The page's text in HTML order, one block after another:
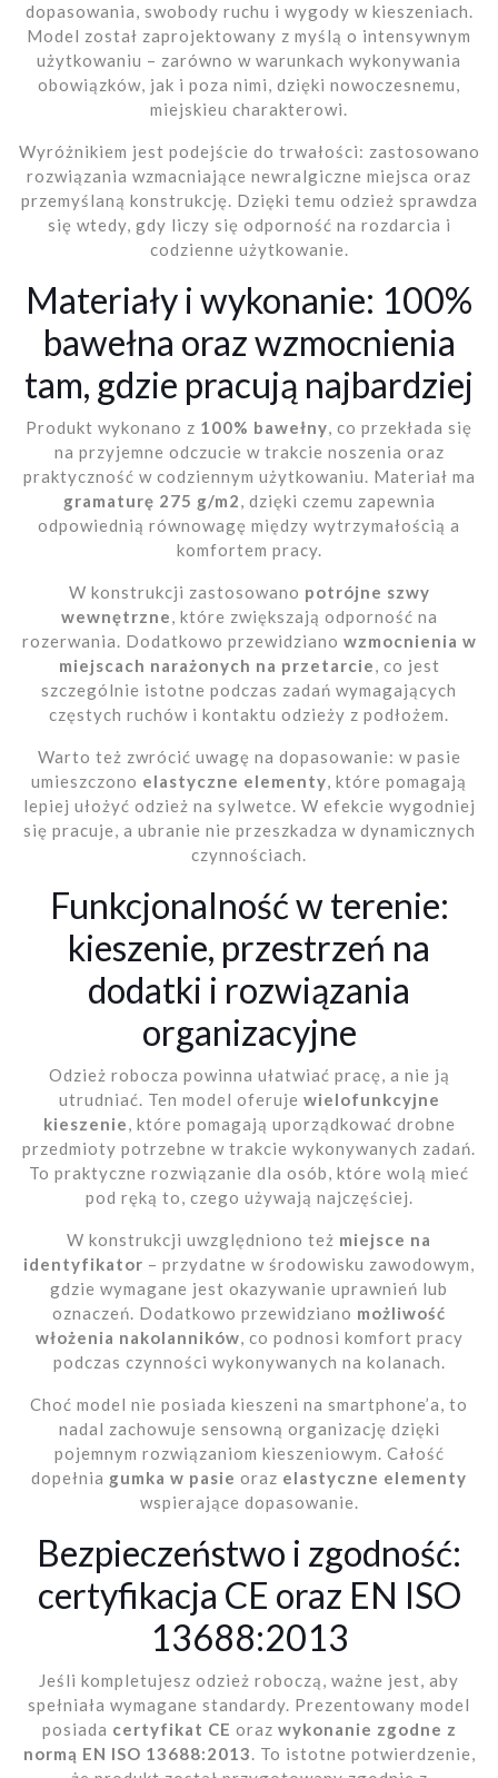
dopasowania, swobody ruchu i wygody w kieszeniach.
Model został zaprojektowany z myślą o intensywnym
użytkowaniu – zarówno w warunkach wykonywania
obowiązków, jak i poza nimi, dzięki nowoczesnemu,
miejskieu charakterowi.
Wyróżnikiem jest podejście do trwałości: zastosowano
rozwiązania wzmacniające newralgiczne miejsca oraz
przemyślaną konstrukcję. Dzięki temu odzież sprawdza
się wtedy, gdy liczy się odporność na rozdarcia i
codzienne użytkowanie.
Materiały i wykonanie: 100%
bawełna oraz wzmocnienia
tam, gdzie pracują najbardziej
Produkt wykonano z 100% bawełny, co przekłada się
na przyjemne odczucie w trakcie noszenia oraz
praktyczność w codziennym użytkowaniu. Materiał ma
gramaturę 275 g/m2, dzięki czemu zapewnia
odpowiednią równowagę między wytrzymałością a
komfortem pracy.
W konstrukcji zastosowano potrójne szwy
wewnętrzne, które zwiększają odporność na
rozerwania. Dodatkowo przewidziano wzmocnienia w
miejscach narażonych na przetarcie, co jest
szczególnie istotne podczas zadań wymagających
częstych ruchów i kontaktu odzieży z podłożem.
Warto też zwrócić uwagę na dopasowanie: w pasie
umieszczono elastyczne elementy, które pomagają
lepiej ułożyć odzież na sylwetce. W efekcie wygodniej
się pracuje, a ubranie nie przeszkadza w dynamicznych
czynnościach.
Funkcjonalność w terenie:
kieszenie, przestrzeń na
dodatki i rozwiązania
organizacyjne
Odzież robocza powinna ułatwiać pracę, a nie ją
utrudniać. Ten model oferuje wielofunkcyjne
kieszenie, które pomagają uporządkować drobne
przedmioty potrzebne w trakcie wykonywanych zadań.
To praktyczne rozwiązanie dla osób, które wolą mieć
pod ręką to, czego używają najczęściej.
W konstrukcji uwzględniono też miejsce na
identyfikator – przydatne w środowisku zawodowym,
gdzie wymagane jest okazywanie uprawnień lub
oznaczeń. Dodatkowo przewidziano możliwość
włożenia nakolanników, co podnosi komfort pracy
podczas czynności wykonywanych na kolanach.
Choć model nie posiada kieszeni na smartphone’a, to
nadal zachowuje sensowną organizację dzięki
pojemnym rozwiązaniom kieszeniowym. Całość
dopełnia gumka w pasie oraz elastyczne elementy
wspierające dopasowanie.
Bezpieczeństwo i zgodność:
certyfikacja CE oraz EN ISO
13688:2013
Jeśli kompletujesz odzież roboczą, ważne jest, aby
spełniała wymagane standardy. Prezentowany model
posiada certyfikat CE oraz wykonanie zgodne z
normą EN ISO 13688:2013. To istotne potwierdzenie,